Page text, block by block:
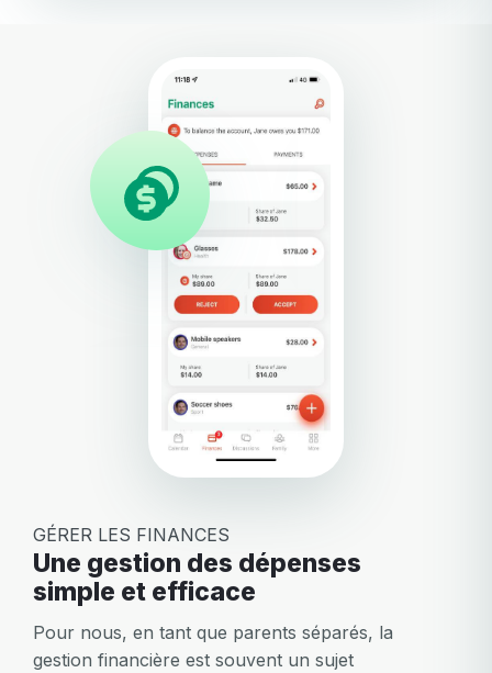
GÉRER LES FINANCES
Une gestion des dépenses
simple et efficace
Pour nous, en tant que parents séparés, la
gestion financière est souvent un sujet